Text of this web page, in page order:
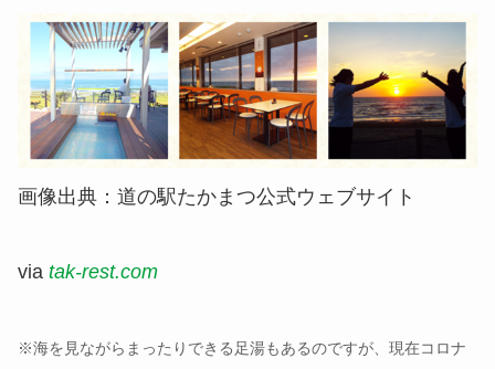
画像出典：道の駅たかまつ公式ウェブサイト
via tak-rest.com
※海を見ながらまったりできる足湯もあるのですが、現在コロナ